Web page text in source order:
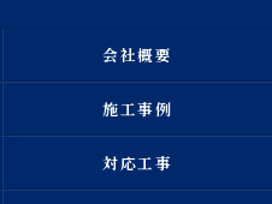
会社概要
施工事例
対応工事